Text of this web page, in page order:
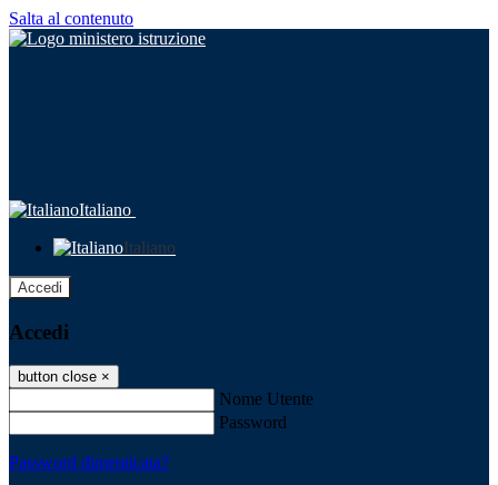
Salta al contenuto
Italiano
Italiano
Accedi
Accedi
button close ×
Nome Utente
Password
Password dimenticata?